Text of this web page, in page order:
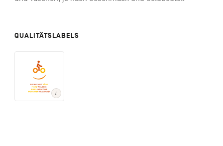
QUALITÄTSLABELS